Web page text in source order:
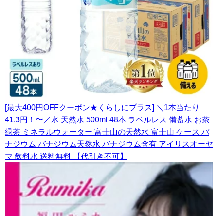
[最大400円OFFクーポン★くらしにプラス] ＼1本当たり
41.3円！〜／水 天然水 500ml 48本 ラベルレス 備蓄水 お茶
緑茶 ミネラルウォーター 富士山の天然水 富士山 ケース バ
ナジウム バナジウム天然水 バナジウム含有 アイリスオーヤ
マ 飲料水 送料無料 【代引き不可】